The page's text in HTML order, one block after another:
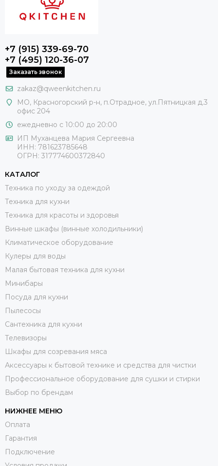
+7 (915) 339-69-70
+7 (495) 120-36-07
Заказать звонок
zakaz@qweenkitchen.ru
МО, Красногорский р-н, п.Отрадное, ул.Пятницкая д.3
офис 204
ежедневно с 10:00 до 20:00
ИП Муханцева Мария Сергеевна
ИНН: 781623785648
ОГРН: 317774600372840
КАТАЛОГ
Техника по уходу за одеждой
Техника для кухни
Техника для красоты и здоровья
Винные шкафы (винные холодильники)
Климатическое оборудование
Кулеры для воды
Малая бытовая техника для кухни
Минибары
Посуда для кухни
Пылесосы
Сантехника для кухни
Телевизоры
Шкафы для созревания мяса
Аксессуары к бытовой технике и средства для чистки
Профессиональное оборудование для сушки и стирки
Выбор по брендам
НИЖНЕЕ МЕНЮ
Оплата
Гарантия
Подключение